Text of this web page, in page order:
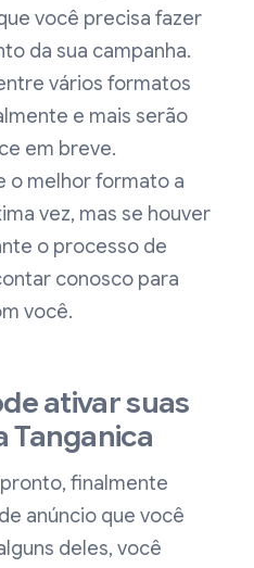
você precisa fazer
da sua campanha.
vários formatos
e mais serão
em breve.
o melhor formato a
vez, mas se houver
o processo de
conosco para
você.
ativar suas
Tanganica
finalmente
anúncio que você
deles, você